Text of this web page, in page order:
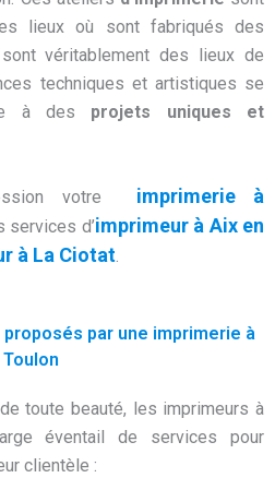
lieux où sont fabriqués des
véritablement des lieux de
techniques et artistiques se
à des projets uniques
et
votre
imprimerie à
d’imprimeur à Aix en
à La Ciotat.
par une imprimerie à
Toulon
toute beauté, les imprimeurs à
éventail de services pour
clientèle :